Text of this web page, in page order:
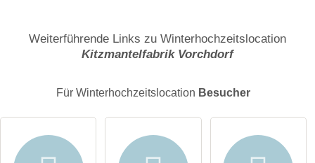
E-Mail-Adresse (wird nicht veröffentlicht)
Weiterführende Links zu Winterhochzeitslocation
Kitzmantelfabrik Vorchdorf
Für Winterhochzeitslocation Besucher